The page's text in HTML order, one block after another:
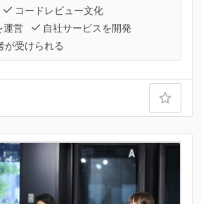
コードレビュー文化
運営
自社サービスを開発
が受けられる